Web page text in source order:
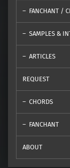
FANCHANT /
SAMPLES &
ARTICLES
REQUEST
CHORDS
FANCHANT
ABOUT